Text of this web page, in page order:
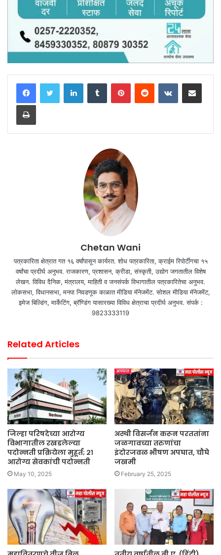
LinkedInTumblr PinterestReddit VKontakteShare via Email
Print
Chetan Wani
पत्रकारिता क्षेत्रात गत १६ वर्षांपासून कार्यरत. शोध पत्रकारिता, क्राईम रिपोर्टींगचा १५
वर्षांचा प्रदीर्घ अनुभव. राजकारण, प्रशासन, क्रीडा, संस्कृती, उद्योग जगतातील विशेष
लेखन. विविध दैनिक, मंत्रालय, माहिती व जनसंपर्क विभागातील पत्रकारितेचा अनुभव.
लोकसभा, विधानसभा, मनपा निवडणूक काळात मीडिया मॅनेजमेंट. सोशल मीडिया मॅनेजमेंट,
इमेज बिल्डिंग, मार्केटिंग, ब्रॅण्डिंग यासारख्या विविध क्षेत्राचा प्रदीर्घ अनुभव. संपर्क :
9823333119
Related Articles
जिल्हा परिषदेच्या आरोग्य
विभागातील रखडलेल्या
पदोन्नती प्रक्रियेला मुहूर्त; २१
आरोग्य सेवकांची पदोन्नती
May 10, 2025
अस्थी विसर्जन करून परततांना
जळगावच्या तरुणांचा
इंदोरजवळ भीषण अपघात, चौघे
जखमी
February 25, 2025